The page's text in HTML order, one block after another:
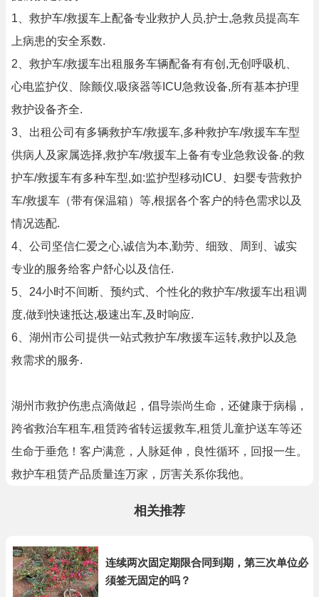
1、救护车/救援车上配备专业救护人员,护士,急救员提高车
上病患的安全系数.
2、救护车/救援车出租服务车辆配备有有创,无创呼吸机、
心电监护仪、除颤仪,吸痰器等ICU急救设备,所有基本护理
救护设备齐全.
3、出租公司有多辆救护车/救援车,多种救护车/救援车车型
供病人及家属选择,救护车/救援车上备有专业急救设备.的救
护车/救援车有多种车型,如:监护型移动ICU、妇婴专营救护
车/救援车（带有保温箱）等,根据各个客户的特色需求以及
情况选配.
4、公司坚信仁爱之心,诚信为本,勤劳、细致、周到、诚实
专业的服务给客户舒心以及信任.
5、24小时不间断、预约式、个性化的救护车/救援车出租调
度,做到快速抵达,极速出车,及时响应.
6、湖州市公司提供一站式救护车/救援车运转,救护以及急
救需求的服务.
湖州市救护伤患点滴做起，倡导崇尚生命，还健康于病榻，
跨省救治车租车,租赁跨省转运援救车,租赁儿童护送车等还
生命于垂危！客户满意，人脉延伸，良性循环，回报一生。
救护车租赁产品质量连万家，厉害关系你我他。
相关推荐
连续两次固定期限合同到期，第三次单位必
须签无固定的吗？